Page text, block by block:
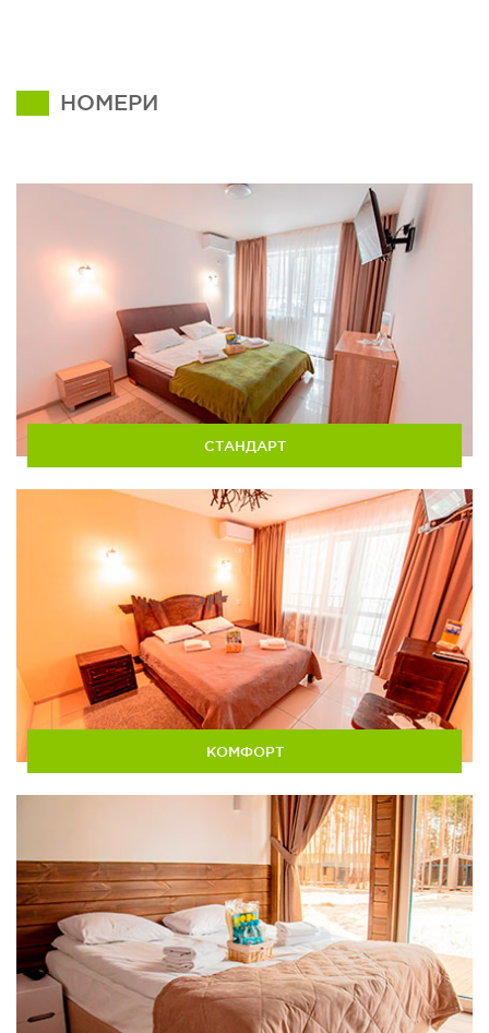
НОМЕРИ
СТАНДАРТ
КОМФОРТ